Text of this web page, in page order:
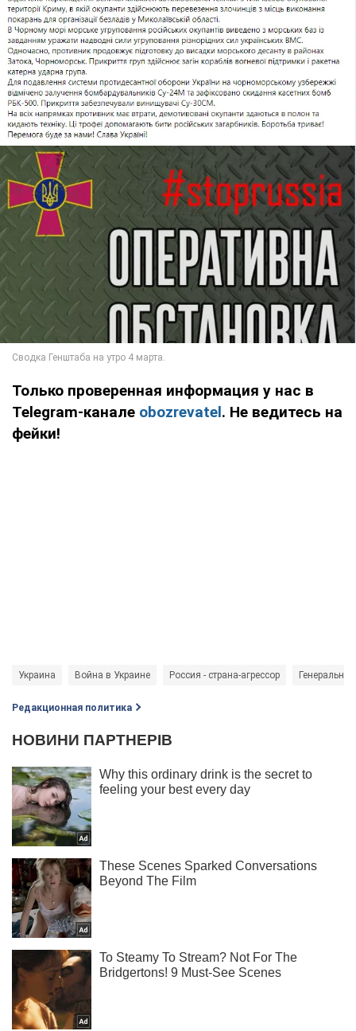
Только проверенная информация у нас в
Telegram-канале obozrevatel. Не ведитесь на
фейки!
Украина Война в Украине Россия - страна-агрессор
Редакционная политика